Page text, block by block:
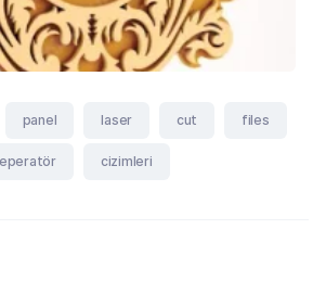
panel laser cut files
cizimleri